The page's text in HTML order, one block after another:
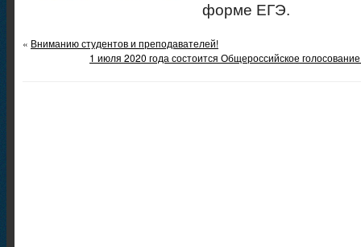
форме ЕГЭ.
« Вниманию студентов и преподавателей!
1 июля 2020 года состоится Общероссийское